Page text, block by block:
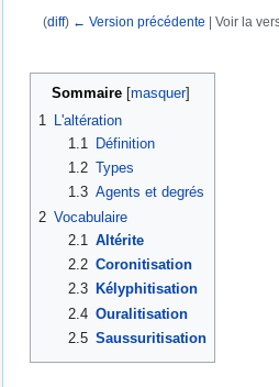
(diff) ← Version précédente | Voir la
Sommaire[masquer]
1
L'altération
1.1
Définition
1.2 Types
1.3 Agents et degrés
2 Vocabulaire
2.1 Altérite
2.2 Coronitisation
2.3
Kélyphitisation
2.4 Ouralitisation
2.5 Saussuritisation